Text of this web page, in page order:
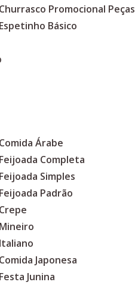
Promocional Peças
Básico
Árabe
Completa
Simples
Padrão
Japonesa
Junina